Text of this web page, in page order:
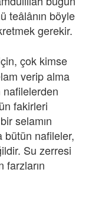
teâlânın böyle
gerekir.
çok kimse
verip alma
nafilelerden
fakirleri
selamın
bütün nafileler,
Su zerresi
farzların